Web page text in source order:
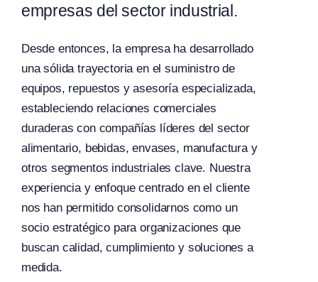
empresas del sector industrial.
Desde entonces, la empresa ha desarrollado
una sólida trayectoria en el suministro de
equipos, repuestos y asesoría especializada,
estableciendo relaciones comerciales
duraderas con compañías líderes del sector
alimentario, bebidas, envases, manufactura y
otros segmentos industriales clave. Nuestra
experiencia y enfoque centrado en el cliente
nos han permitido consolidarnos como un
socio estratégico para organizaciones que
buscan calidad, cumplimiento y soluciones a
medida.